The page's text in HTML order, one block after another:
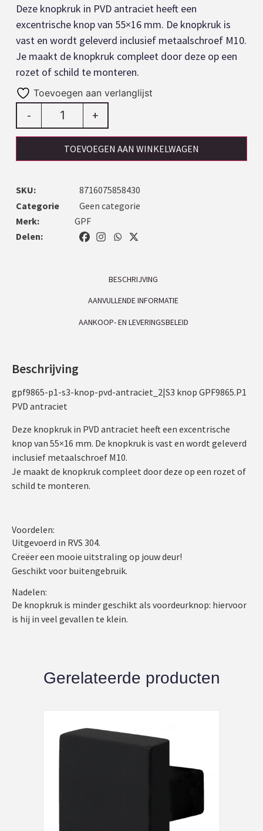
Deze knopkruk in PVD antraciet heeft een
excentrische knop van 55×16 mm. De knopkruk is
vast en wordt geleverd inclusief metaalschroef M10.
Je maakt de knopkruk compleet door deze op een
rozet of schild te monteren.
Toevoegen aan verlanglijst
- +
TOEVOEGEN AAN WINKELWAGEN
SKU:
8716075858430
Categorie
Geen categorie
Merk:
GPF
Delen:
BESCHRIJVING
AANVULLENDE INFORMATIE
AANKOOP- EN LEVERINGSBELEID
Beschrijving
gpf9865-p1-s3-knop-pvd-antraciet_2|S3 knop GPF9865.P1
PVD antraciet
Deze knopkruk in PVD antraciet heeft een excentrische
knop van 55×16 mm. De knopkruk is vast en wordt geleverd
inclusief metaalschroef M10.
Je maakt de knopkruk compleet door deze op een rozet of
schild te monteren.
Voordelen:
Uitgevoerd in RVS 304.
Creëer een mooie uitstraling op jouw deur!
Geschikt voor buitengebruik.
Nadelen:
De knopkruk is minder geschikt als voordeurknop: hiervoor
is hij in veel gevallen te klein.
Gerelateerde producten